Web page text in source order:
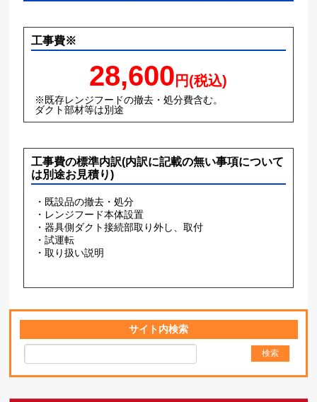
工事費※
28,600 円(税込)
※既存レンジフードの撤去・処分費含む。
ダクト部材等は別途
工事費の標準内訳(内訳に記載の無い事項について
は別途お見積り)
・既設品の撤去・処分
・レンジフード本体設置
・器具側ダクト接続部取り外し、取付
・試運転
・取り扱い説明
サイト内検索